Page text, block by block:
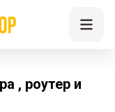
, роутер и